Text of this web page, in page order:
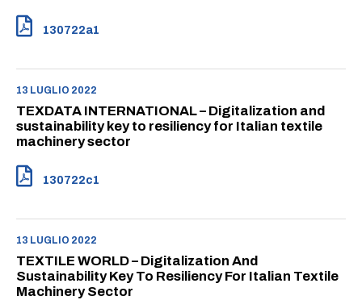
130722a1
13 LUGLIO 2022
TEXDATA INTERNATIONAL – Digitalization and
sustainability key to resiliency for Italian textile
machinery sector
130722c1
13 LUGLIO 2022
TEXTILE WORLD – Digitalization And
Sustainability Key To Resiliency For Italian Textile
Machinery Sector